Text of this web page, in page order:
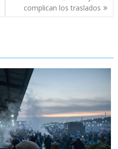
complican los traslados